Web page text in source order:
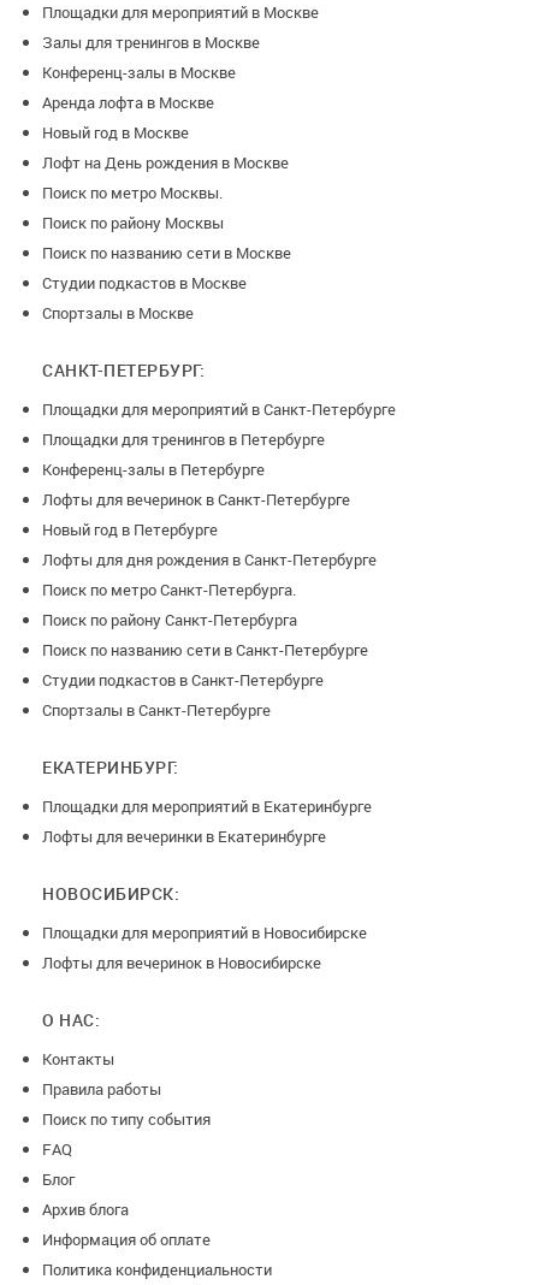
Площадки для мероприятий в Москве
Залы для тренингов в Москве
Конференц-залы в Москве
Аренда лофта в Москве
Новый год в Москве
Лофт на День рождения в Москве
Поиск по метро Москвы.
Поиск по району Москвы
Поиск по названию сети в Москве
Студии подкастов в Москве
Спортзалы в Москве
САНКТ-ПЕТЕРБУРГ:
Площадки для мероприятий в Санкт-Петербурге
Площадки для тренингов в Петербурге
Конференц-залы в Петербурге
Лофты для вечеринок в Санкт-Петербурге
Новый год в Петербурге
Лофты для дня рождения в Санкт-Петербурге
Поиск по метро Санкт-Петербурга.
Поиск по району Санкт-Петербурга
Поиск по названию сети в Санкт-Петербурге
Студии подкастов в Санкт-Петербурге
Спортзалы в Санкт-Петербурге
ЕКАТЕРИНБУРГ:
Площадки для мероприятий в Екатеринбурге
Лофты для вечеринки в Екатеринбурге
НОВОСИБИРСК:
Площадки для мероприятий в Новосибирске
Лофты для вечеринок в Новосибирске
О НАС:
Контакты
Правила работы
Поиск по типу события
FAQ
Блог
Архив блога
Информация об оплате
Политика конфиденциальности